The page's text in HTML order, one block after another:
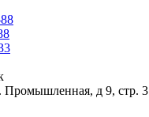
Промышленная, д 9, стр. 3